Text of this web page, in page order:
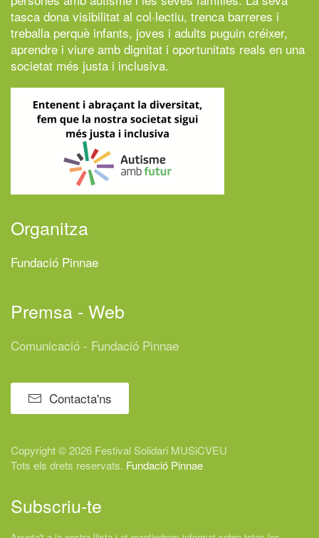
tasca dona visibilitat al col·lectiu, trenca barreres i
treballa perquè infants, joves i adults puguin créixer,
aprendre i viure amb dignitat i oportunitats reals en una
societat més justa i inclusiva.
Organitza
Fundació Pinnae
Premsa - Web
Comunicació - Fundació Pinnae
Contacta'ns
Copyright © 2026 Festival Solidari MUSiCVEU
Tots els drets reservats. Fundació Pinnae
Subscriu-te